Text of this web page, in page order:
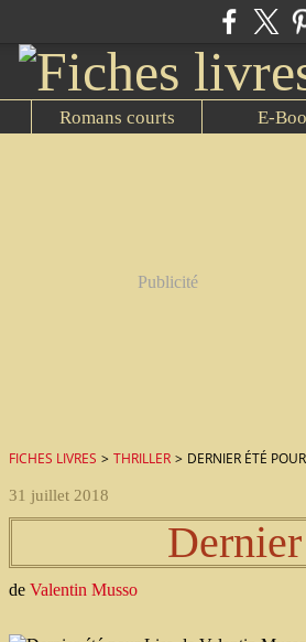
Romans courts E-
Publicité
FICHES LIVRES > THRILLER > DERNIER ÉTÉ
31 juillet 2018
de Valentin Musso